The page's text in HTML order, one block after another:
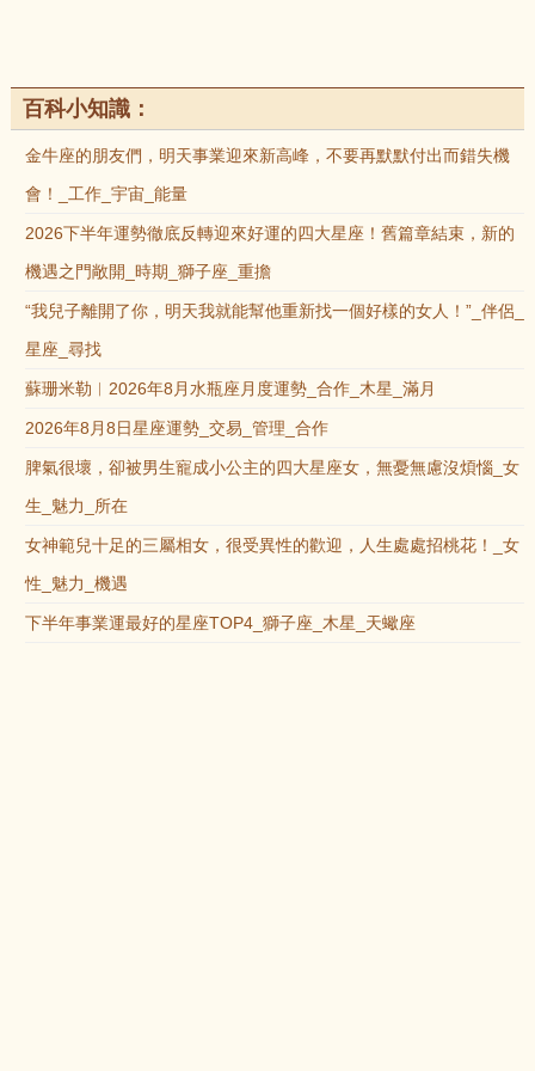
百科小知識：
金牛座的朋友們，明天事業迎來新高峰，不要再默默付出而錯失機
會！_工作_宇宙_能量
2026下半年運勢徹底反轉迎來好運的四大星座！舊篇章結束，新的
機遇之門敞開_時期_獅子座_重擔
“我兒子離開了你，明天我就能幫他重新找一個好樣的女人！”_伴侶_
星座_尋找
蘇珊米勒︱2026年8月水瓶座月度運勢_合作_木星_滿月
2026年8月8日星座運勢_交易_管理_合作
脾氣很壞，卻被男生寵成小公主的四大星座女，無憂無慮沒煩惱_女
生_魅力_所在
女神範兒十足的三屬相女，很受異性的歡迎，人生處處招桃花！_女
性_魅力_機遇
下半年事業運最好的星座TOP4_獅子座_木星_天蠍座